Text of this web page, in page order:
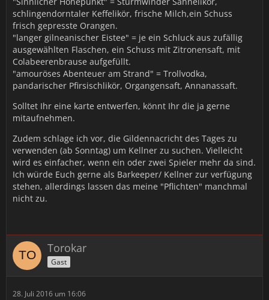
schlingendorntaler Keffelikör, frische Milch,ein Schuss
frisch gepresste Orangen.
"langer gilneanischer Eistee" = je ein Schluck aus zufällig
ausgewählten Flaschen, ein Schuss mit Zitronensaft, mit
Colabeerenbrause aufgefüllt.
"amouröses Abenteuer am Strand" = Trollvodka,
pandarischer Pfirsischlikör, Organgensaft, Annanassaft.
Solltet Ihr eine karte entwerfen, könnt Ihr die ja gerne
mitaufnehmen.
Zudem schlage ich vor, die Gildennacricht des Tages zu
verwenden (ab Sonntag) um Kellner zu suchen. Vielleicht
wird es einfacher, wenn ein oder zwei Spieler mehr da sind.
Ich würde Euch gerne als Barkeeper/ Kellner zur verfügung
stehen, allerdings lassen das meine "Pflichten" manchmal
nicht zu.
Torokar
Gast
28. Juli 2016 um 16:06